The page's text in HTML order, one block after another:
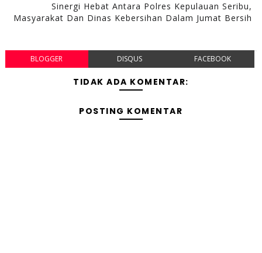
Sinergi Hebat Antara Polres Kepulauan Seribu,
Masyarakat Dan Dinas Kebersihan Dalam Jumat Bersih
BLOGGER DISQUS FACEBOOK
TIDAK ADA KOMENTAR:
POSTING KOMENTAR